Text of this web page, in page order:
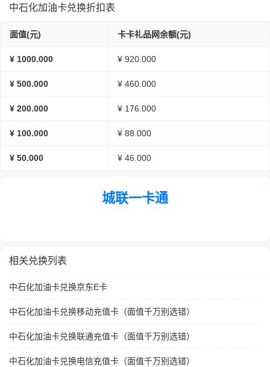
中石化加油卡兑换折扣表
面值(元) 卡卡礼品网余额(元)
¥ 1000.000 ¥ 920.000
¥ 500.000 ¥ 460.000
¥ 200.000 ¥ 176.000
¥ 100.000 ¥ 88.000
¥ 50.000 ¥ 46.000
城联一卡通
相关兑换列表
中石化加油卡兑换京东E卡
中石化加油卡兑换移动充值卡（面值千万别选错）
中石化加油卡兑换联通充值卡（面值千万别选错）
中石化加油卡兑换电信充值卡（面值千万别选错）